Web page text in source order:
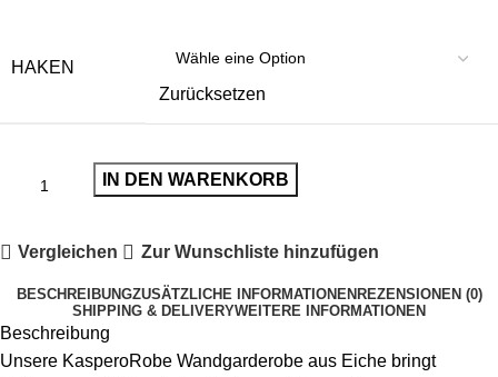
HAKEN
Zurücksetzen
IN DEN WARENKORB
Vergleichen Zur Wunschliste hinzufügen
BESCHREIBUNGZUSÄTZLICHE INFORMATIONEN REZENSIONEN (0)
SHIPPING & DELIVERYWEITERE INFORMATIONEN
Beschreibung
Unsere KasperoRobe Wandgarderobe aus Eiche bringt